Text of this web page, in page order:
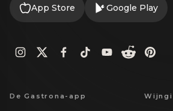
App Store Google Play
De Gastrona-app